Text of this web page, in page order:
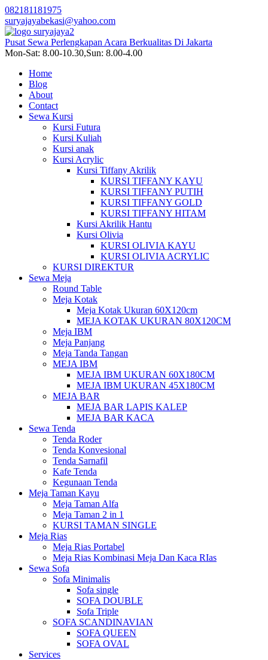
082181181975
suryajayabekasi@yahoo.com
Pusat Sewa Perlengkapan Acara Berkualitas Di Jakarta
Mon-Sat: 8.00-10.30,Sun: 8.00-4.00
Home
Blog
About
Contact
Sewa Kursi
Kursi Futura
Kursi Kuliah
Kursi anak
Kursi Acrylic
Kursi Tiffany Akrilik
KURSI TIFFANY KAYU
KURSI TIFFANY PUTIH
KURSI TIFFANY GOLD
KURSI TIFFANY HITAM
Kursi Akrilik Hantu
Kursi Olivia
KURSI OLIVIA KAYU
KURSI OLIVIA ACRYLIC
KURSI DIREKTUR
Sewa Meja
Round Table
Meja Kotak
Meja Kotak Ukuran 60X120cm
MEJA KOTAK UKURAN 80X120CM
Meja IBM
Meja Panjang
Meja Tanda Tangan
MEJA IBM
MEJA IBM UKURAN 60X180CM
MEJA IBM UKURAN 45X180CM
MEJA BAR
MEJA BAR LAPIS KALEP
MEJA BAR KACA
Sewa Tenda
Tenda Roder
Tenda Konvesional
Tenda Sarnafil
Kafe Tenda
Kegunaan Tenda
Meja Taman Kayu
Meja Taman Alfa
Meja Taman 2 in 1
KURSI TAMAN SINGLE
Meja Rias
Meja Rias Portabel
Meja Rias Kombinasi Meja Dan Kaca RIas
Sewa Sofa
Sofa Minimalis
Sofa single
SOFA DOUBLE
Sofa Triple
SOFA SCANDINAVIAN
SOFA QUEEN
SOFA OVAL
Services